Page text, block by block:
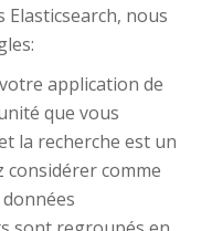
nous
application de
que vous
la recherche est un
considérer comme